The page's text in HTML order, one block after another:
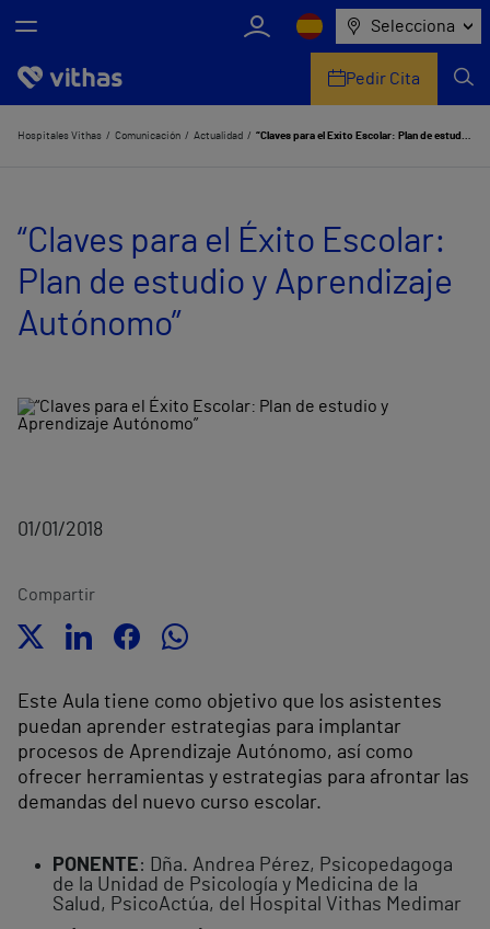
Selecciona
Nosotros
Servicios de salud
Equipo médico y asistencial
Comunicación
Pedir Cita
Hospitales Vithas Comunicación Actualidad “Claves para el Éxito Escolar: Plan de estudio y Aprendizaje Autónomo”
“Claves para el Éxito Escolar:
Plan de estudio y Aprendizaje
Autónomo”
01/01/2018
Compartir
Este Aula tiene como objetivo que los asistentes
puedan aprender estrategias para implantar
procesos de Aprendizaje Autónomo, así como
ofrecer herramientas y estrategias para afrontar las
demandas del nuevo curso escolar.
PONENTE: Dña. Andrea Pérez, Psicopedagoga
de la Unidad de Psicología y Medicina de la
Salud, PsicoActúa, del Hospital Vithas Medimar